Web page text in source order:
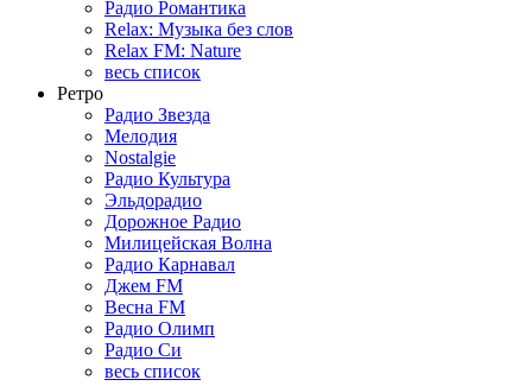
Радио Романтика
Relax: Музыка без слов
Relax FM: Nature
весь список
Ретро
Радио Звезда
Мелодия
Nostalgie
Радио Культура
Эльдорадио
Дорожное Радио
Милицейская Волна
Радио Карнавал
Джем FM
Весна FM
Радио Олимп
Радио Си
весь список